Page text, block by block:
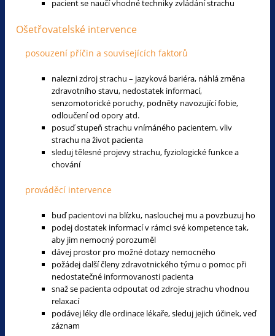
pacient se naučí vhodné techniky zvládání strachu
Ošetřovatelské intervence
posouzení příčin a souvisejících faktorů
nalezni zdroj strachu – jazyková bariéra, náhlá změna
zdravotního stavu, nedostatek informací,
senzomotorické poruchy, podněty navozující fobie,
odloučení od opory atd.
posuď stupeň strachu vnímáného pacientem, vliv
strachu na život pacienta
sleduj tělesné projevy strachu, fyziologické funkce a
chování
prováděcí intervence
buď pacientovi na blízku, naslouchej mu a povzbuzuj ho
podej dostatek informací v rámci své kompetence tak,
aby jim nemocný porozuměl
dávej prostor pro možné dotazy nemocného
požádej další členy zdravotnického týmu o pomoc při
nedostatečné informovanosti pacienta
snaž se pacienta odpoutat od zdroje strachu vhodnou
relaxací
podávej léky dle ordinace lékaře, sleduj jejich účinek, veď
záznam